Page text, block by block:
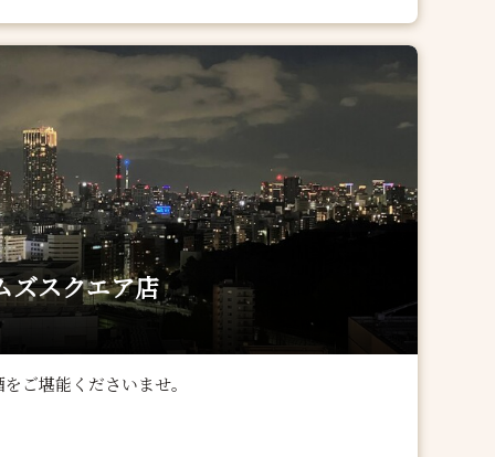
ズスクエア店
ご堪能くださいませ。